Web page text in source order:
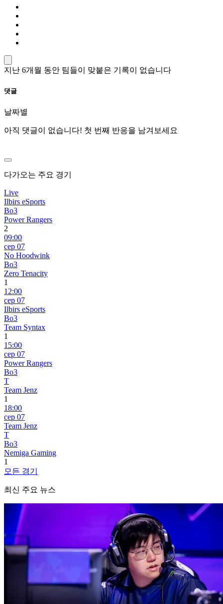
지난 6개월 동안 팀들이 맞붙은 기록이 없습니다
댓글
날짜별
아직 댓글이 없습니다! 첫 번째 반응을 남겨보세요
다가오는 주요 경기
Live
Ilbirs eSports
Bo3
Power Rangers
2
09:00
сер 07
No Hoodwink
Bo3
Zero Tenacity
1
12:00
сер 07
Ilbirs eSports
Bo3
Team Syntax
1
15:00
сер 07
Power Rangers
Bo3
T
Team Jenz
1
18:00
сер 07
Team Jenz
T
Bo3
Nemiga Gaming
1
모든 경기
최신 주요 뉴스